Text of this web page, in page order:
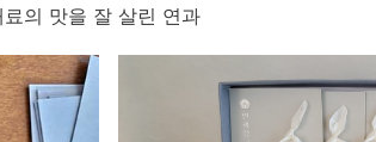
의 맛을 잘 살린 연과